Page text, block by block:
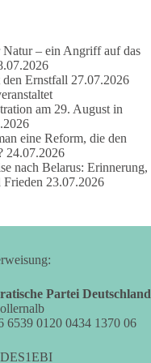
sich lohnt, dieBasis zu
st.de/wahlprogramm/
#SachsenAnhalt
Auf Facebook ansehen
Antwort.
und Berater des
hat bei einer
auf mehr als 100
Natur – ein Angriff auf das
Ernstfall 27.07.2026
am 29. August in
eine Reform, die den
24.07.2026
nach Belarus: Erinnerung,
Frieden 23.07.2026
Partei Deutschland
0120 0434 1370 06